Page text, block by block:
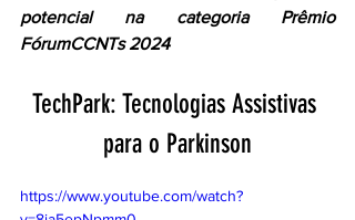
potencial na categoria Prêmio
FórumCCNTs 2024
TechPark: Tecnologias Assistivas
para o Parkinson
https://www.youtube.com/watch?